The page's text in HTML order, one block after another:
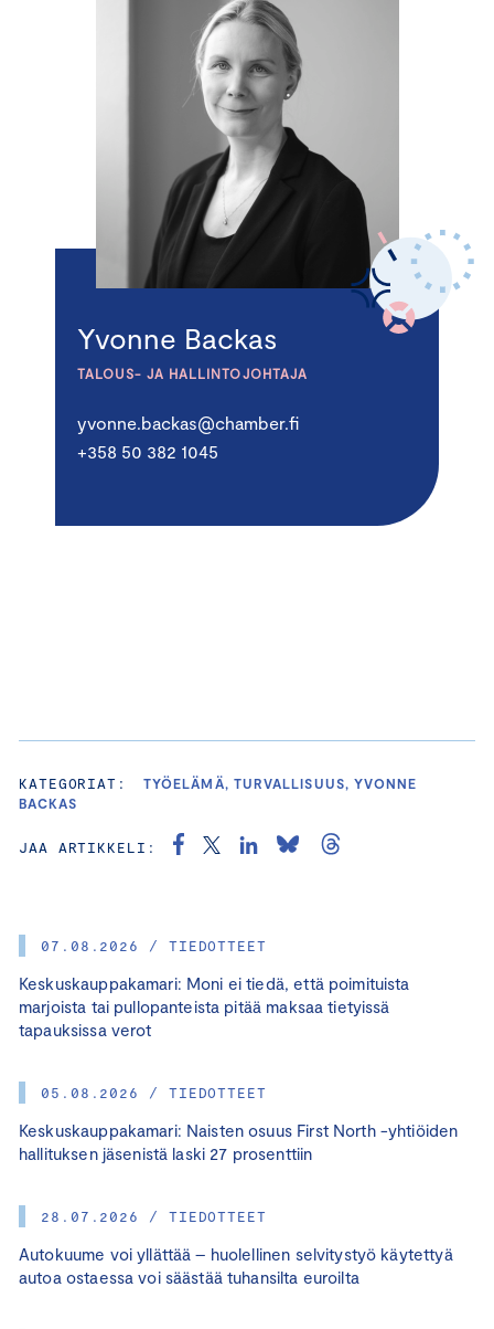
07.08.2026 / TIEDOTTEET
Keskuskauppakamari: Moni ei tiedä, että poimituista
marjoista tai pullopanteista pitää maksaa tietyissä
tapauksissa verot
05.08.2026 / TIEDOTTEET
Keskuskauppakamari: Naisten osuus First North -yhtiöiden
hallituksen jäsenistä laski 27 prosenttiin
28.07.2026 / TIEDOTTEET
Autokuume voi yllättää – huolellinen selvitystyö käytettyä
autoa ostaessa voi säästää tuhansilta euroilta
Yvonne Backas
TALOUS- JA HALLINTOJOHTAJA
yvonne.backas@chamber.fi
+358 50 382 1045
KATEGORIAT:
TYÖELÄMÄ, TURVALLISUUS, YVONNE
BACKAS
JAA ARTIKKELI: